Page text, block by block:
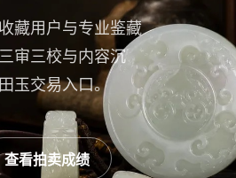
藏用户与专业鉴藏
审三校与内容沉
玉交易入口。
查看拍卖成绩